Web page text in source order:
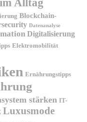
Blockchain-
Datenanalyse
Digitalisierung
Elektromobilität
Ernährungstipps
stärken IT-
Luxusmode